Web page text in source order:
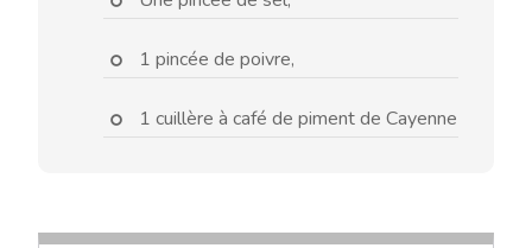
1 pincée de poivre,
1 cuillère à café de piment de Cayenne